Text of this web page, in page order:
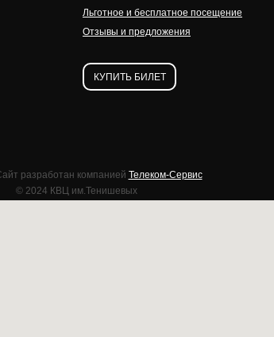
Льготное и бесплатное посещение
Отзывы и предложения
© 2024 КВЦ им.Тенишевых
КУПИТЬ БИЛЕТ
разработан компанией Телеком-Сервис